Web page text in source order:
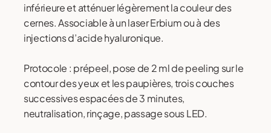
inférieure et atténuer légèrement la couleur des
cernes. Associable à un laser Erbium ou à des
injections d’acide hyaluronique.
Protocole : prépeel, pose de 2 ml de peeling sur le
contour des yeux et les paupières, trois couches
successives espacées de 3 minutes,
neutralisation, rinçage, passage sous LED.